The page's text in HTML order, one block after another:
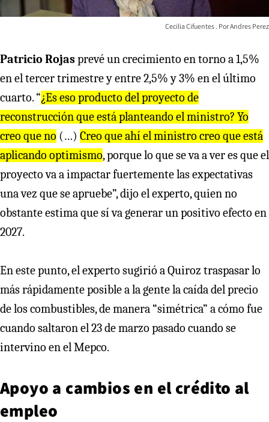
Cecilia Cifuentes Andres Perez
Patricio Rojasprevé un crecimiento en torno a 1,5%
en el tercer trimestre y entre 2,5% y 3% en el último
cuarto. “¿Es eso producto del proyecto de
reconstrucción que está planteando el ministro? Yo
creo que no (…) Creo que ahí el ministro creo que está
aplicando optimismo, porque lo que se va a ver es que el
proyecto va a impactar fuertemente las expectativas
una vez que se apruebe”, dijo el experto, quien no
obstante estima que sí va generar un positivo efecto en
2027.
En este punto, el experto sugirió a Quiroz traspasar lo
más rápidamente posible a la gente la caída del precio
de los combustibles, de manera “simétrica” a cómo fue
cuando saltaron el 23 de marzo pasado cuando se
intervino en el Mepco.
Apoyo a cambios en el crédito al
empleo